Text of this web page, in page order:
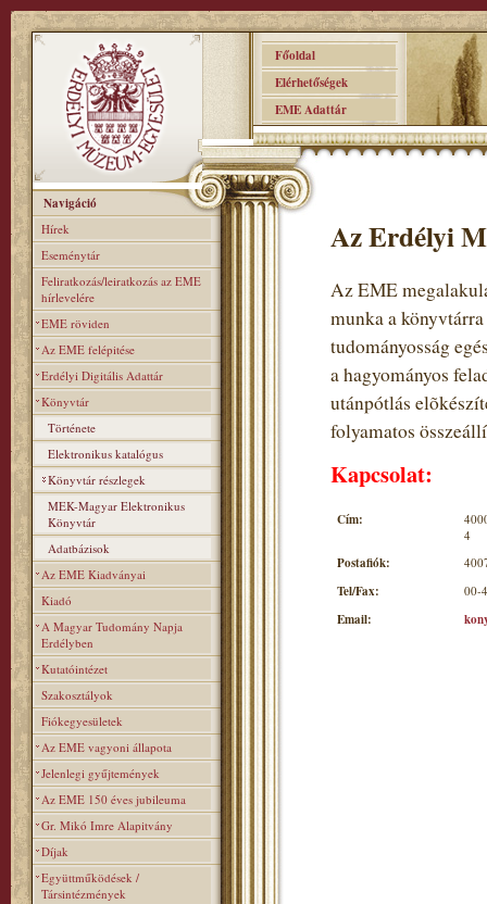
Főoldal
Elérhetőségek
EME Adattár
Navigáció
Hírek
Eseménytár
Feliratkozás/leiratkozás az EME
hírlevelére
EME röviden
Az EME felépitése
Erdélyi Digitális Adattár
Könyvtár
Története
Elektronikus katalógus
Könyvtár részlegek
MEK-Magyar Elektronikus
Könyvtár
Adatbázisok
Az EME Kiadványai
Kiadó
A Magyar Tudomány Napja
Erdélyben
Kutatóintézet
Szakosztályok
Fiókegyesületek
Az EME vagyoni állapota
Jelenlegi gyűjtemények
Az EME 150 éves jubileuma
Gr. Mikó Imre Alapitvány
Díjak
Együttműködések /
Társintézmények
Az Erdélyi
Az EME
munka a
tudományosság
a hagyományos
utánpótlás
folyamatos
Kapcsolat:
Cím:
4
Postafiók:
Tel/Fax: 00-
Email: